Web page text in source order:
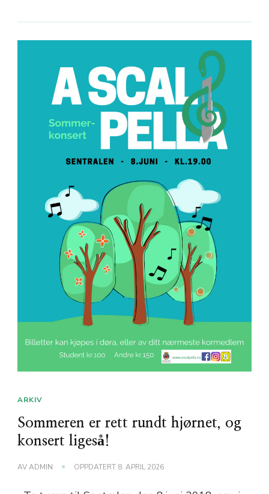
ARKIV
Sommeren er rett rundt hjørnet, og
konsert ligeså!
AVADMIN OPPDATERT 8. APRIL 2026